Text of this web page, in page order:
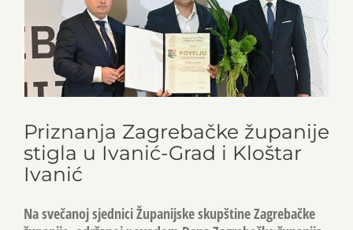
Priznanja Zagrebačke županije
stigla u Ivanić-Grad i Kloštar
Ivanić
Na svečanoj sjednici Županijske skupštine Zagrebačke